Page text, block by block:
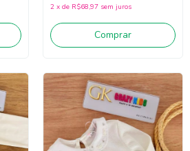
2 x de R$68,97 sem juros
Comprar